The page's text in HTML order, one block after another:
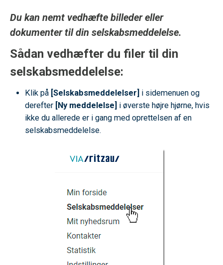
Du kan nemt vedhæfte billeder eller
dokumenter til din selskabsmeddelelse.
Sådan vedhæfter du filer til din
selskabsmeddelelse:
Klik på [Selskabsmeddelelser] i sidemenuen og
derefter [Ny meddelelse] i øverste højre hjørne, hvis
ikke du allerede er i gang med oprettelsen af en
selskabsmeddelelse.